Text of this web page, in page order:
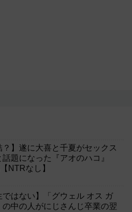
？】遂に大喜と千夏がセックス
話題になった『アオのハコ』
NTRなし】
ではない】「グウェル オス ガ
の中の人がにじさんじ卒業の翌